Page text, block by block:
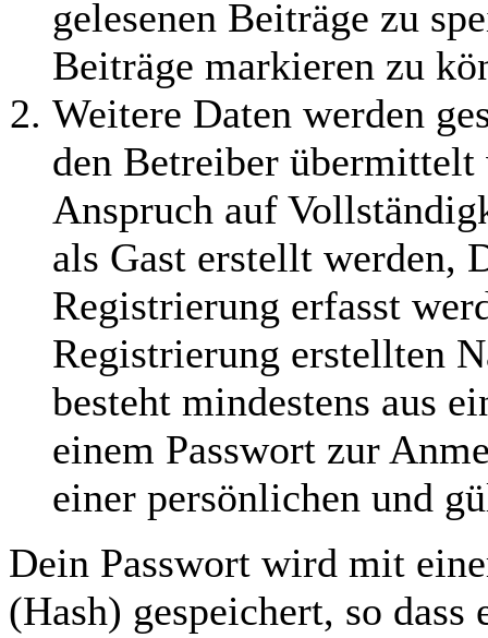
gelesenen Beiträge zu
Beiträge markieren zu
Weitere Daten werden
den Betreiber
Anspruch auf
als Gast erstellt werden,
Registrierung erfasst
Registrierung erstellten
besteht mindestens aus
einem Passwort zur
einer persönlichen und
Dein Passwort wird mit
(Hash) gespeichert, so